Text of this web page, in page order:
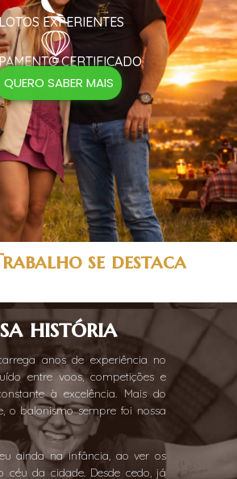
EXPERIENTES
CERTIFICADO
QUERO SABER MAIS
se destaca
história
anos de experiência no
entre voos, competições e
à excelência. Mais do
o balonismo sempre foi nossa
ainda na infância, ao ver os
céu da cidade. Desde cedo, já